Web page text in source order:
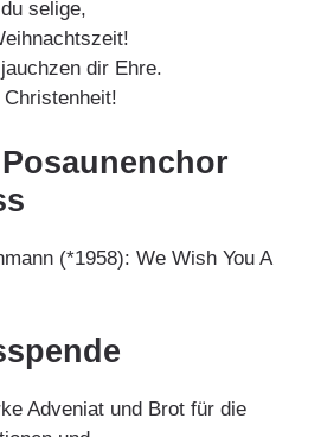
selige,
dir Ehre.
(*1958): We Wish You A
Adveniat und Brot für die